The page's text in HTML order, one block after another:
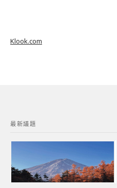
Klook.com
最新議題